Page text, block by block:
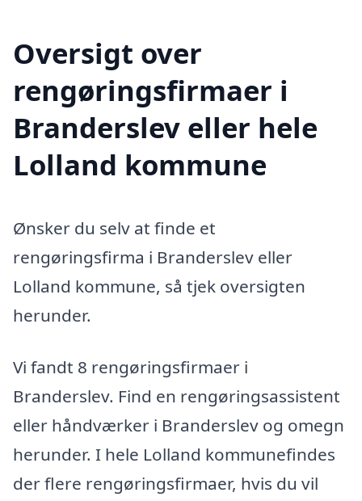
Oversigt over
rengøringsfirmaer i
Branderslev eller hele
Lolland kommune
Ønsker du selv at finde et
rengøringsfirma i Branderslev eller
Lolland kommune, så tjek oversigten
herunder.
Vi fandt 8 rengøringsfirmaer i
Branderslev. Find en rengøringsassistent
eller håndværker i Branderslev og omegn
herunder. I hele Lolland kommunefindes
der flere rengøringsfirmaer, hvis du vil